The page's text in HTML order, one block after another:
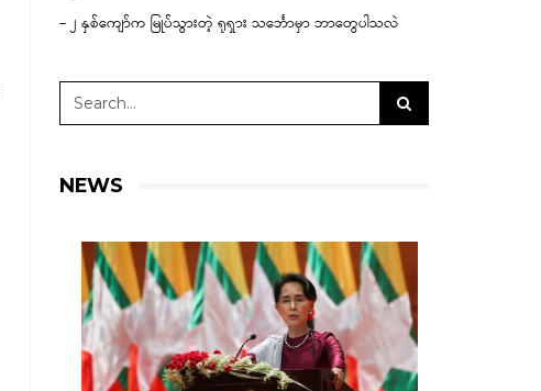
– ၂ နှစ်ကျော်က မြုပ်သွားတဲ့ ရုရှား သင်္ဘောမှာ ဘာတွေပါသလဲ
NEWS